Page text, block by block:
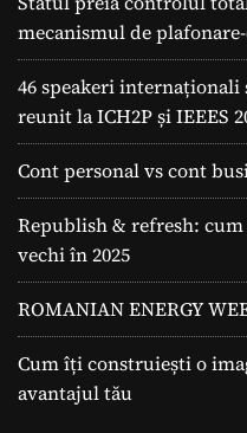
mecanismul de
46 speakeri internaționali
reunit la ICH2P și IEEES
Cont personal vs cont
Republish & refresh:
vechi în 2025
ROMANIAN ENERGY
Cum îți construiești o
avantajul tău